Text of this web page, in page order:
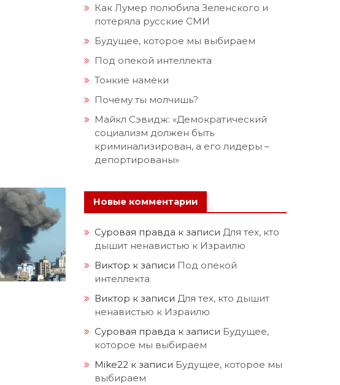
Как Лумер полюбила Зеленского и
потеряла русские СМИ
Будущее, которое мы выбираем
Под опекой интеллекта
Тонкие намёки
Почему ты молчишь?
Майкл Сэвидж: «Демократический
социализм должен быть
криминализирован, а его лидеры –
депортированы»
Новые комментарии
Суровая правда к записи Для тех, кто
дышит ненавистью к Израилю
Виктор к записи Под опекой
интеллекта
Виктор к записи Для тех, кто дышит
ненавистью к Израилю
Суровая правда к записи Будущее,
которое мы выбираем
Mike22 к записи Будущее, которое мы
выбираем